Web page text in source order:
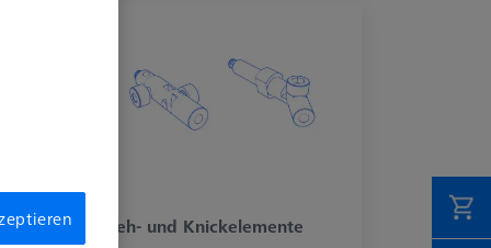
Dreh- und Knickelemente